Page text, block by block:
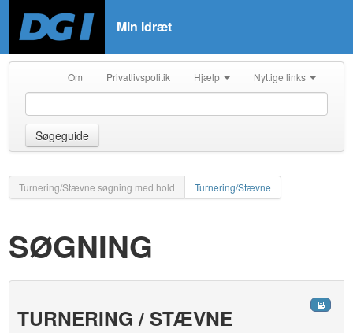
Min Idræt
Om Privatlivspolitik Hjælp Nyttige links
Søgeguide
Turnering/Stævne søgning med hold Turnering/Stævne
SØGNING
TURNERING / STÆVNE